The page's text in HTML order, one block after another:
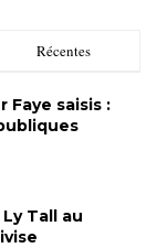
Récentes
Faye saisis :
Tall au